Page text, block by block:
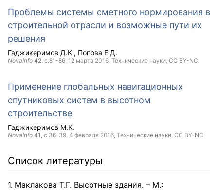
Проблемы системы сметного нормирования в
строительной отрасли и возможные пути их
решения
Гаджикеримов Д.К. Попова Е.Д.
NovaInfo 42, с.81-86, 12 марта 2016, Технические науки, CC BY-NC
Применение глобальных навигационных
спутниковых систем в высотном
строительстве
Гаджикеримов М.К.
NovaInfo 41, с.36-39, 4 февраля 2016, Технические науки, CC BY-NC
Список литературы
Маклакова Т.Г. Высотные здания. – М.: